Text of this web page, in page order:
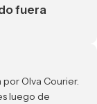
fuera
Olva Courier.
luego de